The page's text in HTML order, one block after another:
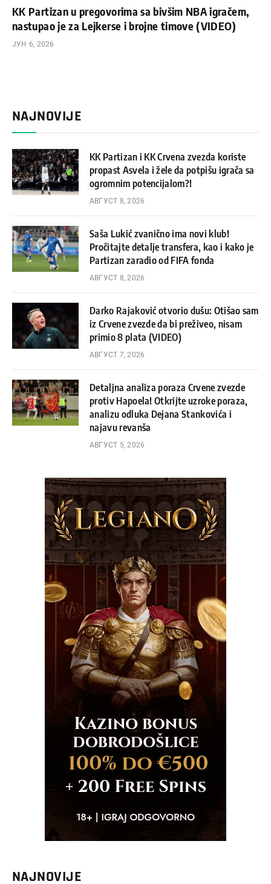
KK Partizan u pregovorima sa bivšim NBA igračem,
nastupao je za Lejkerse i brojne timove (VIDEO)
ЈУН 6, 2026
NAJNOVIJE
KK Partizan i KK Crvena zvezda koriste
propast Asvela i žele da potpišu igrača sa
ogromnim potencijalom?!
АВГУСТ 8, 2026
Saša Lukić zvanično ima novi klub!
Pročitajte detalje transfera, kao i kako je
Partizan zaradio od FIFA fonda
АВГУСТ 8, 2026
Darko Rajaković otvorio dušu: Otišao sam
iz Crvene zvezde da bi preživeo, nisam
primio 8 plata (VIDEO)
АВГУСТ 7, 2026
Detaljna analiza poraza Crvene zvezde
protiv Hapoela! Otkrijte uzroke poraza,
analizu odluka Dejana Stankovića i
najavu revanša
АВГУСТ 5, 2026
NAJNOVIJE